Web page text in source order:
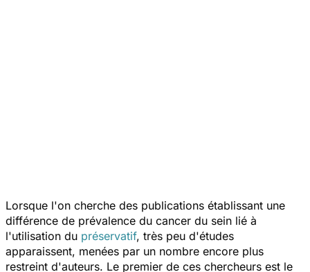
Lorsque l'on cherche des publications établissant une
différence de prévalence du cancer du sein lié à
l'utilisation du préservatif, très peu d'études
apparaissent, menées par un nombre encore plus
restreint d'auteurs. Le premier de ces chercheurs est le